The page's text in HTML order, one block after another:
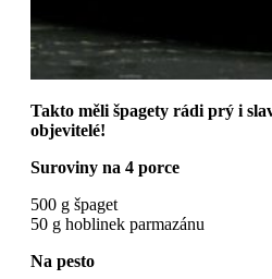
Takto měli špagety rádi prý i
objevitelé!
Suroviny na 4 porce
500 g špaget
50 g hoblinek parmazánu
Na pesto